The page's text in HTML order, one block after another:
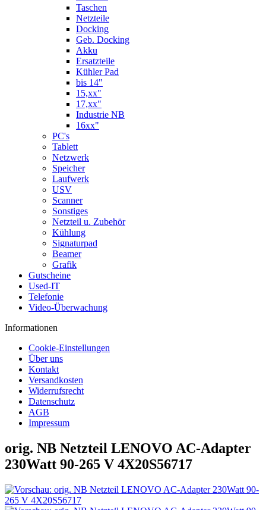
Taschen
Netzteile
Docking
Geb. Docking
Akku
Ersatzteile
Kühler Pad
bis 14"
15,xx"
17,xx"
Industrie NB
16xx"
PC's
Tablett
Netzwerk
Speicher
Laufwerk
USV
Scanner
Sonstiges
Netzteil u. Zubehör
Kühlung
Signaturpad
Beamer
Grafik
Gutscheine
Used-IT
Telefonie
Video-Überwachung
Informationen
Cookie-Einstellungen
Über uns
Kontakt
Versandkosten
Widerrufsrecht
Datenschutz
AGB
Impressum
orig. NB Netzteil LENOVO AC-Adapter
230Watt 90-265 V 4X20S56717